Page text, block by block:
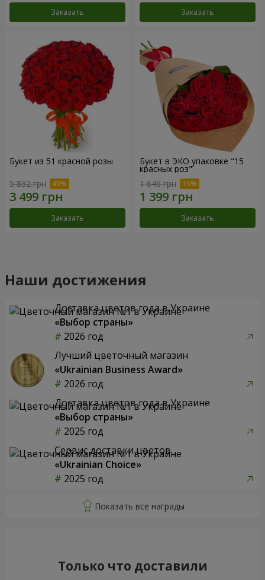
Заказать Заказать
Букет из 51 красной розы
5 832 грн
Заказать
Букет в ЭКО упаковке "15
красных роз"
1 646 грн
Заказать
Наши достижения
Доставка цветов года в Украине
«Выбор страны»
2026 год
Лучший цветочный магазин
«Ukrainian Business Award»
2026 год
Доставка цветов года в Украине
«Выбор страны»
2025 год
Сервис доставки цветов
«Ukrainian Choice»
2025 год
Только что доставили